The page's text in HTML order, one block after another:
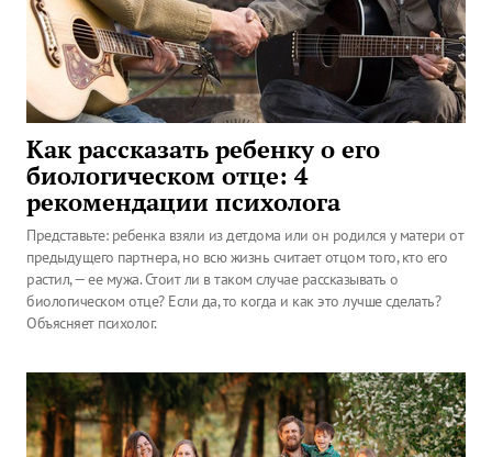
Как рассказать ребенку о его
биологическом отце: 4
рекомендации психолога
Представьте: ребенка взяли из детдома или он родился у матери от
предыдущего партнера, но всю жизнь считает отцом того, кто его
растил, — ее мужа. Стоит ли в таком случае рассказывать о
биологическом отце? Если да, то когда и как это лучше сделать?
Объясняет психолог.